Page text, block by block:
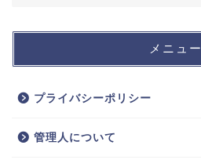
メニュー
プライバシーポリシー
管理人について